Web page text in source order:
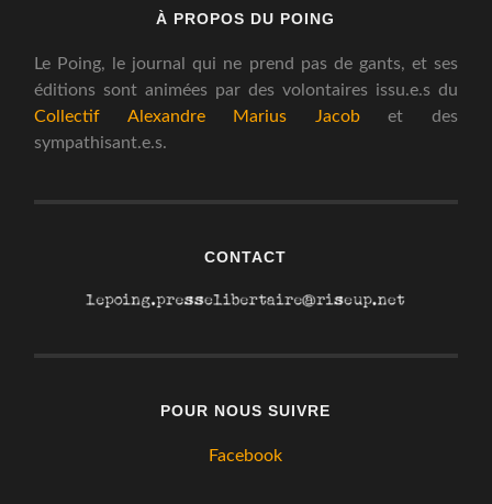
À PROPOS DU POING
Le Poing, le journal qui ne prend pas de gants, et ses
éditions sont animées par des volontaires issu.e.s du
Collectif Alexandre Marius Jacobet des
sympathisant.e.s.
CONTACT
POUR NOUS SUIVRE
Facebook